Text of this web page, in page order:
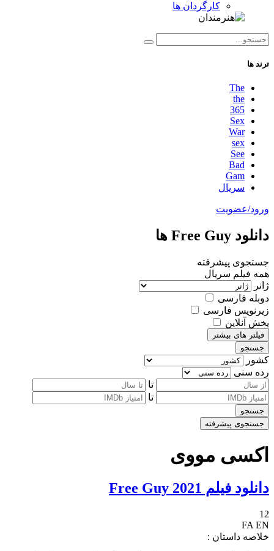
کارگردان ها
ترند ها
The
the
365
Sex
War
sex
See
Bad
Gam
سریال
ورود/عضویت
دانلود Free Guy ها
جستجوی پیشرفته
همه فیلم سریال
ژانر
دوبله فارسی
زیرنویس فارسی
پخش آنلاین
فیلتر های بیشتر
جستجو
کشور
رده سنی
تا
تا
جستجو
جستجوی پیشرفته
اکسی مووی
دانلود فیلم Free Guy 2021
12
FA EN
خلاصه داستان :